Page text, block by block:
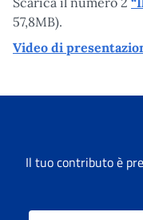
57,8MB).
Video di
Il tuo contributo è